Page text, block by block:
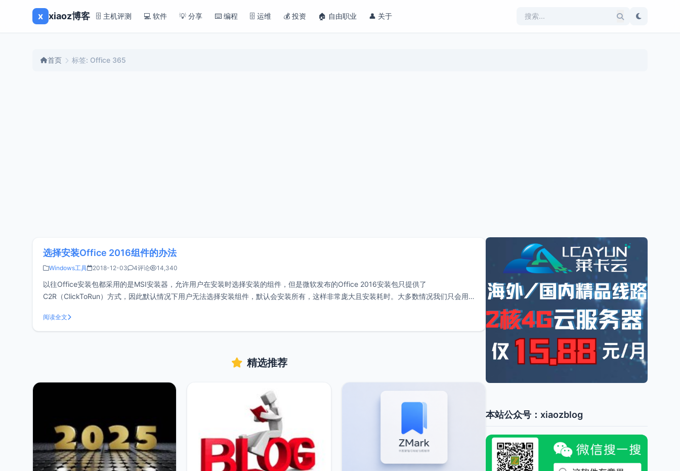
x xiaoz博客 🗄️ 主机评测 💻 软件 💡 分享 ⌨️ 编程 🗄️ 运维 💰 投资 🏠 自由职业 👤 关于
首页 标签: Office 365
选择安装Office 2016组件的办法
Windows工具 2018-12-03 4评论 14,340
以往Office安装包都采用的是MSI安装器，允许用户在安装时选择安装的组件，但是微软发布的Office 2016安装包只提供了
C2R（ClickToRun）方式，因此默认情况下用户无法选择安装组件，默认会安装所有，这样非常庞大且安装耗时。大多数情况我们只会用
阅读全文
精选推荐
本站公众号：xiaozblog